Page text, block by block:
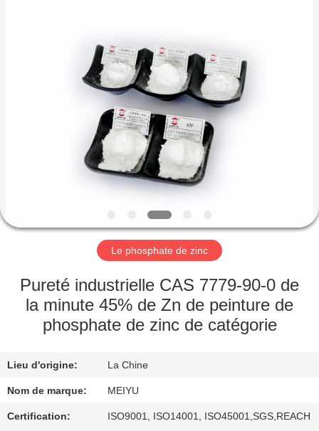
PRODUITS
VIDÉOS
PROPOS
DE
NOUS
VISITE
DE
L'USINE
Le phosphate de zinc
Pureté industrielle CAS 7779-90-0 de
la minute 45% de Zn de peinture de
phosphate de zinc de catégorie
Lieu d'origine: La Chine
Nom de marque: MEIYU
Certification: ISO9001, ISO14001, ISO45001,SGS,REACH